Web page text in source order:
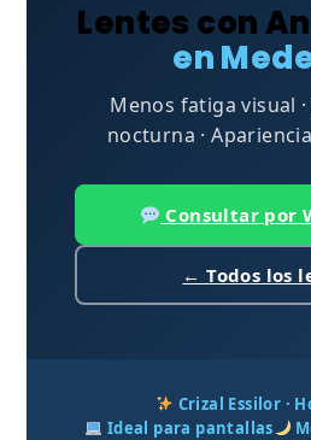
Lentes con
en
Menos fatiga visual
nocturna ·
Consultar por
← Todos los
Crizal Essilor ·
Ideal para pantallas